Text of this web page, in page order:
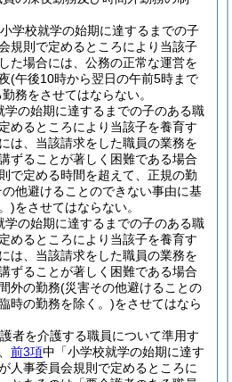
学校就学の始期に達するまでの子
規則で定めるところにより当該子
た場合には、公務の正常な運営を
(午後10時から翌日の午前5時まで
務をさせてはならない。
学の始期に達するまでの子のある職
めるところにより当該子を養育す
は、当該請求をした職員の業務を
ずることが著しく困難である場合
で定める時間を超えて、正規の勤
他避けることのできない事由に基
)をさせてはならない。
学の始期に達するまでの子のある職
めるところにより当該子を養育す
は、当該請求をした職員の業務を
ずることが著しく困難である場合
外の勤務(災害その他避けることの
時の勤務を除く。)をさせてはなら
者を介護する職員について準用す
前3項中「小学校就学の始期に達す
人事委員会規則で定めるところに